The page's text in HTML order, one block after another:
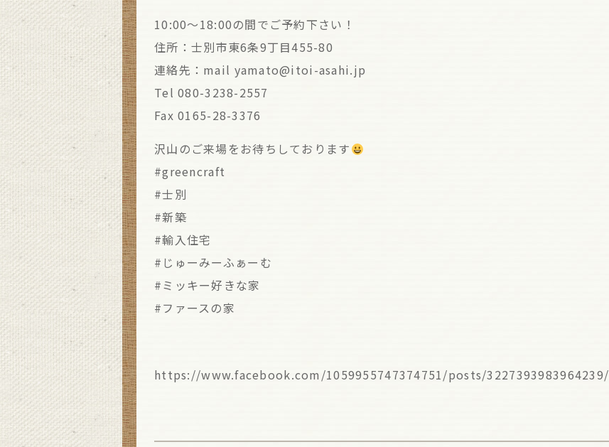
10:00〜18:00の間でご予約下さい！
住所：士別市東6条9丁目455-80
連絡先：mail yamato@itoi-asahi.jp
Tel 080-3238-2557
Fax 0165-28-3376
沢山のご来場をお待ちしております
#greencraft
#士別
#新築
#輸入住宅
#じゅーみーふぁーむ
#ミッキー好きな家
#ファースの家
https://www.facebook.com/1059955747374751/posts/3227393983964239/